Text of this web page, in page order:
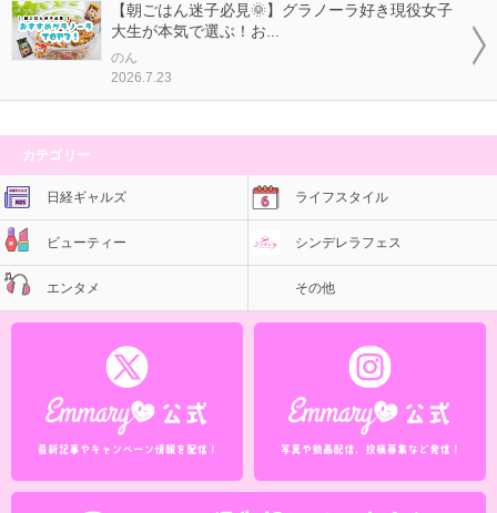
【朝ごはん迷子必見🌞】グラノーラ好き現役女子
大生が本気で選ぶ！お...
のん
2026.7.23
カテゴリー
日経ギャルズ ライフスタイル
ビューティー シンデレラフェス
エンタメ その他